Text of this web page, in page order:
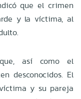
que el crimen
y la víctima, al
así como el
desconocidos. El
y su pareja